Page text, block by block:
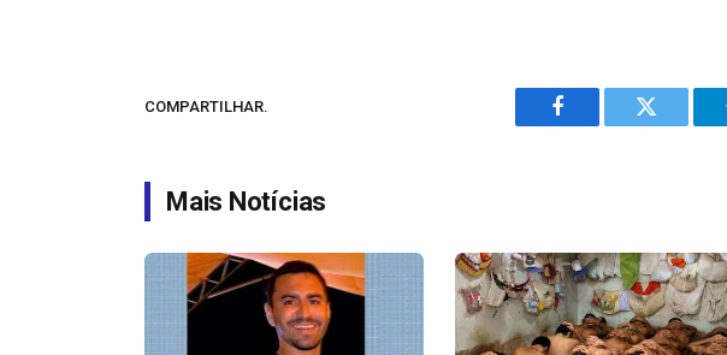
COMPARTILHAR.
Facebook Twitter
Mais Notícias